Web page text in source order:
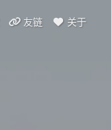
友链 关于